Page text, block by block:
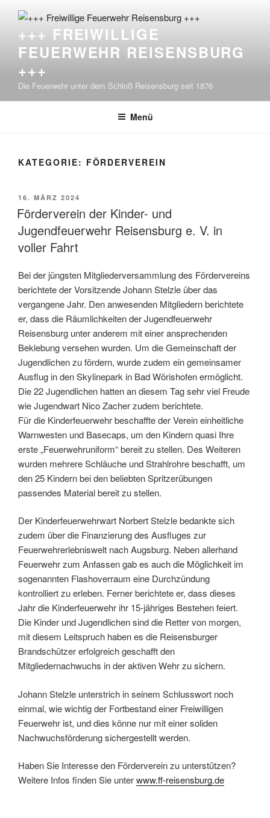
Inhalt
springen+++ FREIWILLIGE
FEUERWEHR REISENSBURG
+++
Die Feuerwehr unter dem Schloß Reisensburg seit 1876
Menü
KATEGORIE: FÖRDERVEREIN
VERÖFFENTLICHT
AM
16. MÄRZ 2024
Förderverein der Kinder- und
Jugendfeuerwehr Reisensburg e. V. in
voller Fahrt
Bei der jüngsten Mitgliederversammlung des Fördervereins
berichtete der Vorsitzende Johann Stelzle über das
vergangene Jahr. Den anwesenden Mitgliedern berichtete
er, dass die Räumlichkeiten der Jugendfeuerwehr
Reisensburg unter anderem mit einer ansprechenden
Beklebung versehen wurden. Um die Gemeinschaft der
Jugendlichen zu fördern, wurde zudem ein gemeinsamer
Ausflug in den Skylinepark in Bad Wörishofen ermöglicht.
Die 22 Jugendlichen hatten an diesem Tag sehr viel Freude
wie Jugendwart Nico Zacher zudem berichtete.
Für die Kinderfeuerwehr beschaffte der Verein einheitliche
Warnwesten und Basecaps, um den Kindern quasi Ihre
erste „Feuerwehruniform“ bereit zu stellen. Des Weiteren
wurden mehrere Schläuche und Strahlrohre beschafft, um
den 25 Kindern bei den beliebten Spritzerübungen
passendes Material bereit zu stellen.
Der Kinderfeuerwehrwart Norbert Stelzle bedankte sich
zudem über die Finanzierung des Ausfluges zur
Feuerwehrerlebniswelt nach Augsburg. Neben allerhand
Feuerwehr zum Anfassen gab es auch die Möglichkeit im
sogenannten Flashoverraum eine Durchzündung
kontrolliert zu erleben. Ferner berichtete er, dass dieses
Jahr die Kinderfeuerwehr ihr 15-jähriges Bestehen feiert.
Die Kinder und Jugendlichen sind die Retter von morgen,
mit diesem Leitspruch haben es die Reisensburger
Brandschützer erfolgreich geschafft den
Mitgliedernachwuchs in der aktiven Wehr zu sichern.
Johann Stelzle unterstrich in seinem Schlusswort noch
einmal, wie wichtig der Fortbestand einer Freiwilligen
Feuerwehr ist, und dies könne nur mit einer soliden
Nachwuchsförderung sichergestellt werden.
Haben Sie Interesse den Förderverein zu unterstützen?
Weitere Infos finden Sie unterwww.ff-reisensburg.de